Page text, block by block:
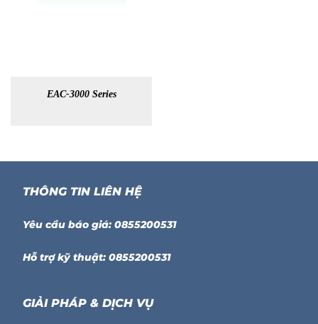
EAC-3000 Series
THÔNG TIN LIÊN HỆ
Yêu cầu báo giá: 0855200531
Hỗ trợ kỹ thuật: 0855200531
GIẢI PHÁP & DỊCH VỤ